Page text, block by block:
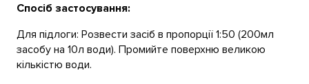
Спосіб застосування:
Для підлоги: Розвести засіб в пропорції 1:50 (200мл
засобу на 10л води). Промийте поверхню великою
кількістю води.